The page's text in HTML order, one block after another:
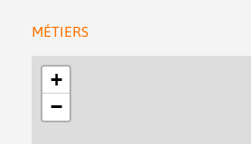
MÉTIERS
+
−